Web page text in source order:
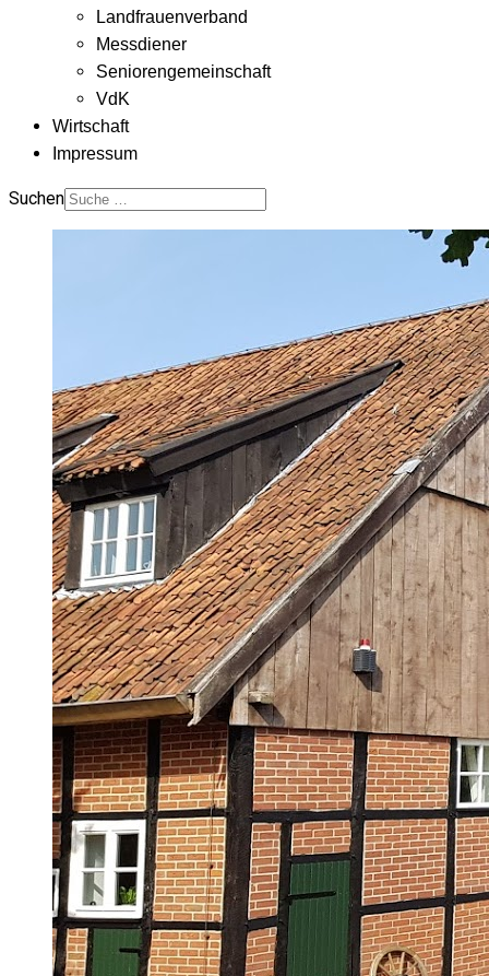
Landfrauenverband
Messdiener
Seniorengemeinschaft
VdK
Wirtschaft
Impressum
Suchen